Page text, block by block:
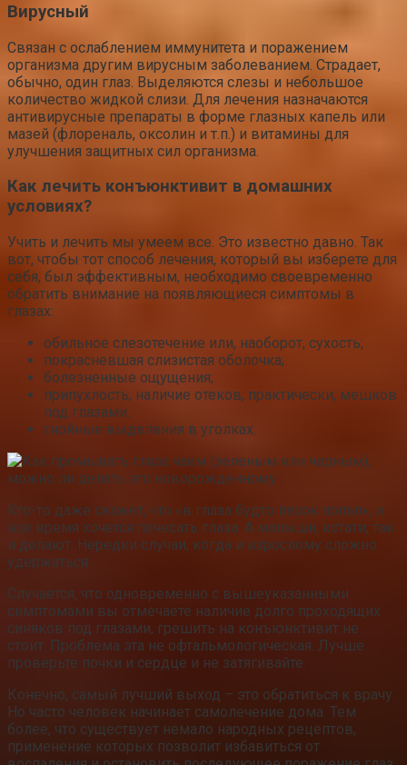
Вирусный
Связан с ослаблением иммунитета и поражением
организма другим вирусным заболеванием. Страдает,
обычно, один глаз. Выделяются слезы и небольшое
количество жидкой слизи. Для лечения назначаются
антивирусные препараты в форме глазных капель или
мазей (флореналь, оксолин и т.п.) и витамины для
улучшения защитных сил организма.
Как лечить конъюнктивит в домашних
условиях?
Учить и лечить мы умеем все. Это известно давно. Так
вот, чтобы тот способ лечения, который вы изберете для
себя, был эффективным, необходимо своевременно
обратить внимание на появляющиеся симптомы в
глазах:
обильное слезотечение или, наоборот, сухость;
покрасневшая слизистая оболочка;
болезненные ощущения;
припухлость, наличие отеков, практически, мешков
под глазами.
гнойные выделения в уголках.
Кто-то даже скажет, что «в глаза будто песок попал», и
все время хочется почесать глаза. А малыши, кстати, так
и делают. Нередки случаи, когда и взрослому сложно
удержаться.
Случается, что одновременно с вышеуказанными
симптомами вы отмечаете наличие долго проходящих
синяков под глазами, грешить на конъюнктивит не
стоит. Проблема эта не офтальмологическая. Лучше
проверьте почки и сердце и не затягивайте.
Конечно, самый лучший выход – это обратиться к врачу.
Но часто человек начинает самолечение дома. Тем
более, что существует немало народных рецептов,
применение которых позволит избавиться от